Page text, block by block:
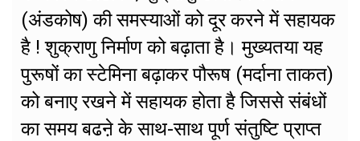
(अंडकोष) की समस्याओं को दूर करने में सहायक
है ! शुक्राणु निर्माण को बढ़ाता है। मुख्यतया यह
पुरूषों का स्टेमिना बढ़ाकर पौरूष (मर्दाना ताकत)
को बनाए रखने में सहायक होता है जिससे संबंधों
का समय बढऩे के साथ-साथ पूर्ण संतुष्टि प्राप्त